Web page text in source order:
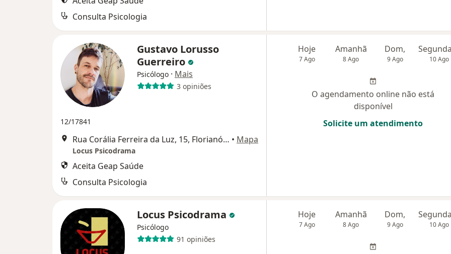
Consulta Psicologia
Gustavo Lorusso
Guerreiro
Psicólogo · Mais
3 opiniões
12/17841
Rua Corália Ferreira da Luz, 15, Florianópolis • Mapa
Locus Psicodrama
Aceita Geap Saúde
Consulta Psicologia
Hoje
7 Ago
Amanhã
8 Ago
Dom,
9 Ago 10 Ago
O agendamento online não está
disponível
Solicite um atendimento
Locus Psicodrama
Psicólogo
91 opiniões
Hoje
7 Ago
Amanhã
8 Ago
Dom,
9 Ago 10 Ago